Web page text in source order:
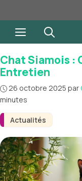
au
contenuMenu
Actualités
Chat Siamois :
Entretien
26 octobre 2025 par
minutes